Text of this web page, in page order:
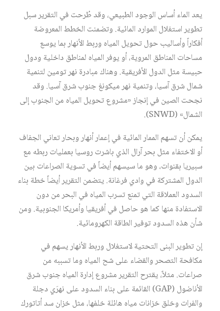
يعد الماء أساس الوجود الطبيعي، وقد طُرحت في التقرير سبل
تطوير استغلال الموارد المائية. وتضمنت الخطط المعروضة
أفكاراً وأساليب حول تحويل المياه وربط الأنهار بما يوسع
مساحات المناطق المروية، أو يوفر المياه لمناطق داخلية ودول
حبيسة مثل الدول الأفريقية. وهناك مبادرة نهر تومين لتنمية
شمال شرق آسيا، وتنمية نهر ميكونغ جنوب شرق آسيا. وقد
نجحت الصين في إنجاز «مشروع تحويل المياه من الجنوب إلى
الشمال» (SNWD).
يمكن أن تسهم الممار المائية في إعمار أنهار وبحار تعاني الجفاف
أو الاختفاء مثل بحر آرال الذي باشرت روسيا بعمليات ربطه مع
سبيريا بقنوات، وهو ما سيسهم أيضاً في تسوية الصراعات بين
الدول المشتركة في وادي فرغانة. يتضمن التقرير أيضاً خطة بناء
السدود العملاقة التي تمنع تسرب المياه في البحر من دون
الاستفادة منها كما هو حاصل في أفريقيا وأمريكا الجنوبية. ومن
شأن هذه السدود توفير الطاقة الكهرومائية.
إن تطوير البنى التحتية لاستغلال وربط الأنهار يسهم في
مكافحة التصحر والقضاء على شح المياه وما تسببه من
صراعات. مثلاً، يقترح التقرير مشروع إدارة المياه جنوب شرق
الأناضول (GAP) القائمة على بناء السدود على نهرَي دجلة
والفرات وخلق خزانات مياه هائلة خلفها، مثل خزان سد أتاتورك